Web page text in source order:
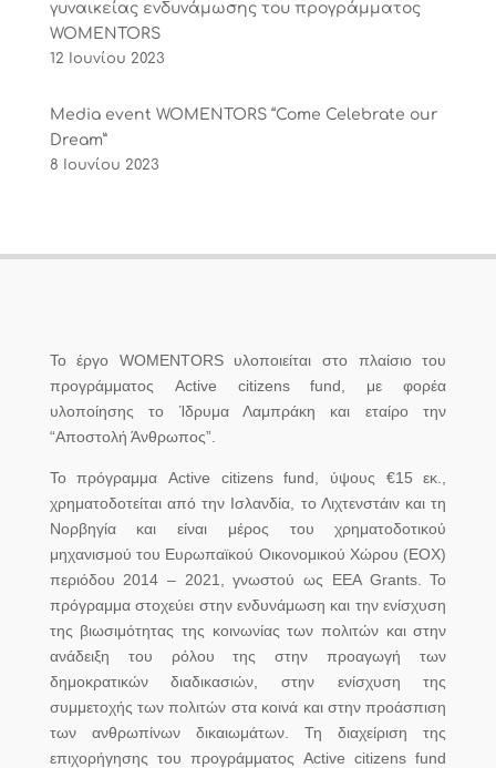
γυναικείας ενδυνάμωσης του προγράμματος
WOMENTORS
12 Ιουνίου 2023
Media event WOMENTORS “Come Celebrate our
Dream”
8 Ιουνίου 2023
Το έργο WOMENTORS υλοποιείται στο πλαίσιο του
προγράμματος Active citizens fund, με φορέα
υλοποίησης το Ίδρυμα Λαμπράκη και εταίρο την
“Αποστολή Άνθρωπος”.
Το πρόγραμμα Active citizens fund, ύψους €15 εκ.,
χρηματοδοτείται από την Ισλανδία, το Λιχτενστάιν και τη
Νορβηγία και είναι μέρος του χρηματοδοτικού
μηχανισμού του Ευρωπαϊκού Οικονομικού Χώρου (ΕΟΧ)
περιόδου 2014 – 2021, γνωστού ως EEA Grants. Το
πρόγραμμα στοχεύει στην ενδυνάμωση και την ενίσχυση
της βιωσιμότητας της κοινωνίας των πολιτών και στην
ανάδειξη του ρόλου της στην προαγωγή των
δημοκρατικών διαδικασιών, στην ενίσχυση της
συμμετοχής των πολιτών στα κοινά και στην προάσπιση
των ανθρωπίνων δικαιωμάτων. Τη διαχείριση της
επιχορήγησης του προγράμματος Active citizens fund